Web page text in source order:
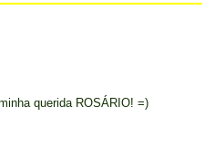
querida ROSÁRIO! =)